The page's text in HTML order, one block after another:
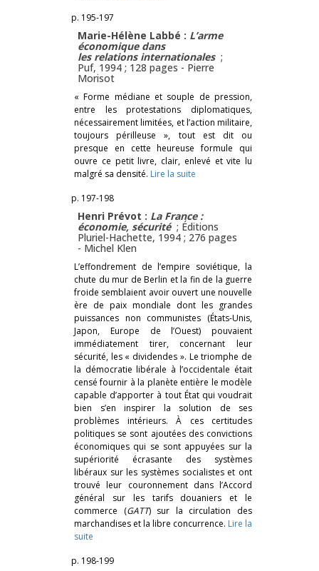
p. 195-197
Marie-Hélène Labbé : L’arme
économique dans
les relations internationales ;
Puf, 1994 ; 128 pages - Pierre
Morisot
« Forme médiane et souple de pression,
entre les protestations diplomatiques,
nécessairement limitées, et l’action militaire,
toujours périlleuse », tout est dit ou
presque en cette heureuse formule qui
ouvre ce petit livre, clair, enlevé et vite lu
malgré sa densité. Lire la suite
p. 197-198
Henri Prévot : La France :
économie, sécurité ; Éditions
Pluriel-Hachette, 1994 ; 276 pages
- Michel Klen
L’effondrement de l’empire soviétique, la
chute du mur de Berlin et la fin de la guerre
froide semblaient avoir ouvert une nouvelle
ère de paix mondiale dont les grandes
puissances non communistes (États-Unis,
Japon, Europe de l’Ouest) pouvaient
immédiatement tirer, concernant leur
sécurité, les « dividendes ». Le triomphe de
la démocratie libérale à l’occidentale était
censé fournir à la planète entière le modèle
capable d’apporter à tout État qui voudrait
bien s’en inspirer la solution de ses
problèmes intérieurs. À ces certitudes
politiques se sont ajoutées des convictions
économiques qui se sont appuyées sur la
supériorité écrasante des systèmes
libéraux sur les systèmes socialistes et ont
trouvé leur couronnement dans l’Accord
général sur les tarifs douaniers et le
commerce (GATT) sur la circulation des
marchandises et la libre concurrence. Lire la
suite
p. 198-199